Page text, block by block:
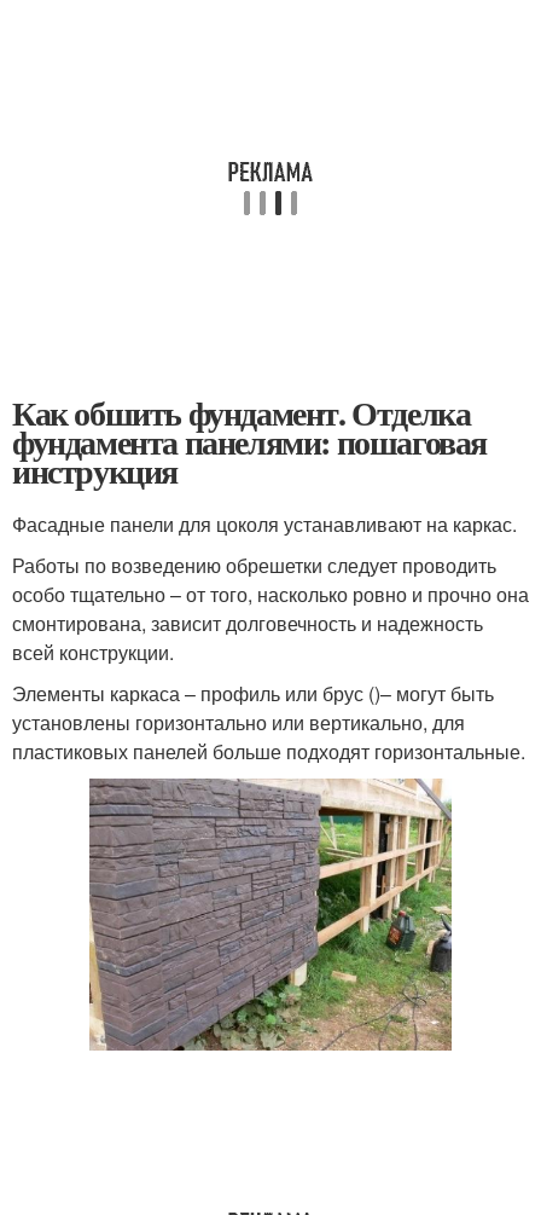
Как обшить фундамент. Отделка
фундамента панелями: пошаговая
инструкция
Фасадные панели для цоколя устанавливают на каркас.
Работы по возведению обрешетки следует проводить
особо тщательно – от того, насколько ровно и прочно она
смонтирована, зависит долговечность и надежность
всей конструкции.
Элементы каркаса – профиль или брус ()– могут быть
установлены горизонтально или вертикально, для
пластиковых панелей больше подходят горизонтальные.